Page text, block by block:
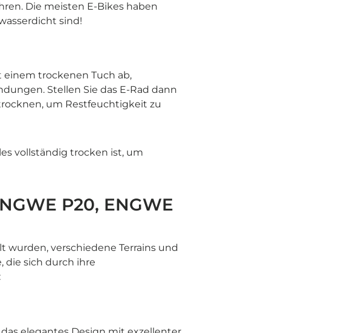
Die meisten E-Bikes haben
sind!
einem trockenen Tuch ab,
Stellen Sie das E-Rad dann
um Restfeuchtigkeit zu
vollständig trocken ist, um
P20, ENGWE
wurden, verschiedene Terrains und
die sich durch ihre